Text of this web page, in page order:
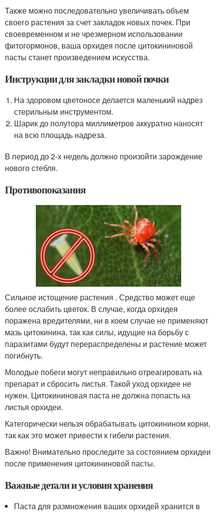
Также можно последовательно увеличивать объем
своего растения за счет закладок новых почек. При
своевременном и не чрезмерном использовании
фитогормонов, ваша орхидея после цитокининовой
пасты станет произведением искусства.
Инструкции для закладки новой почки
На здоровом цветоносе делается маленький надрез
стерильным инструментом.
Шарик до полутора миллиметров аккуратно наносят
на всю площадь надреза.
В период до 2-х недель должно произойти зарождение
нового стебля.
Противопоказания
Сильное истощение растения . Средство может еще
более ослабить цветок. В случае, когда орхидея
поражена вредителями, ни в коем случае не применяют
мазь цитокинина, так как силы, идущие на борьбу с
паразитами будут перераспределены и растение может
погибнуть.
Молодые побеги могут неправильно отреагировать на
препарат и сбросить листья. Такой уход орхидее не
нужен. Цитокининовая паста не должна попасть на
листья орхидеи.
Категорически нельзя обрабатывать цитокинином корни,
так как это может привести к гибели растения.
Важно! Внимательно проследите за состоянием орхидеи
после применения цитокининовой пасты.
Важные детали и условия хранения
Паста для размножения ваших орхидей хранится в